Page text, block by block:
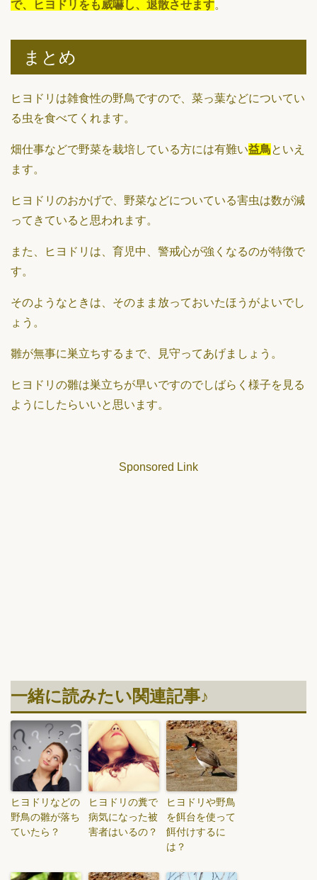
で、ヒヨドリをも威嚇し、退散させます。
まとめ
ヒヨドリは雑食性の野鳥ですので、菜っ葉などについてい
る虫を食べてくれます。
畑仕事などで野菜を栽培している方には有難い益鳥といえ
ます。
ヒヨドリのおかげで、野菜などについている害虫は数が減
ってきていると思われます。
また、ヒヨドリは、育児中、警戒心が強くなるのが特徴で
す。
そのようなときは、そのまま放っておいたほうがよいでし
ょう。
雛が無事に巣立ちするまで、見守ってあげましょう。
ヒヨドリの雛は巣立ちが早いですのでしばらく様子を見る
ようにしたらいいと思います。
Sponsored Link
一緒に読みたい関連記事♪
ヒヨドリなどの
野鳥の雛が落ち
ていたら？
ヒヨドリの糞で
病気になった被
害者はいるの？
ヒヨドリや野鳥
を餌台を使って
餌付けするに
は？